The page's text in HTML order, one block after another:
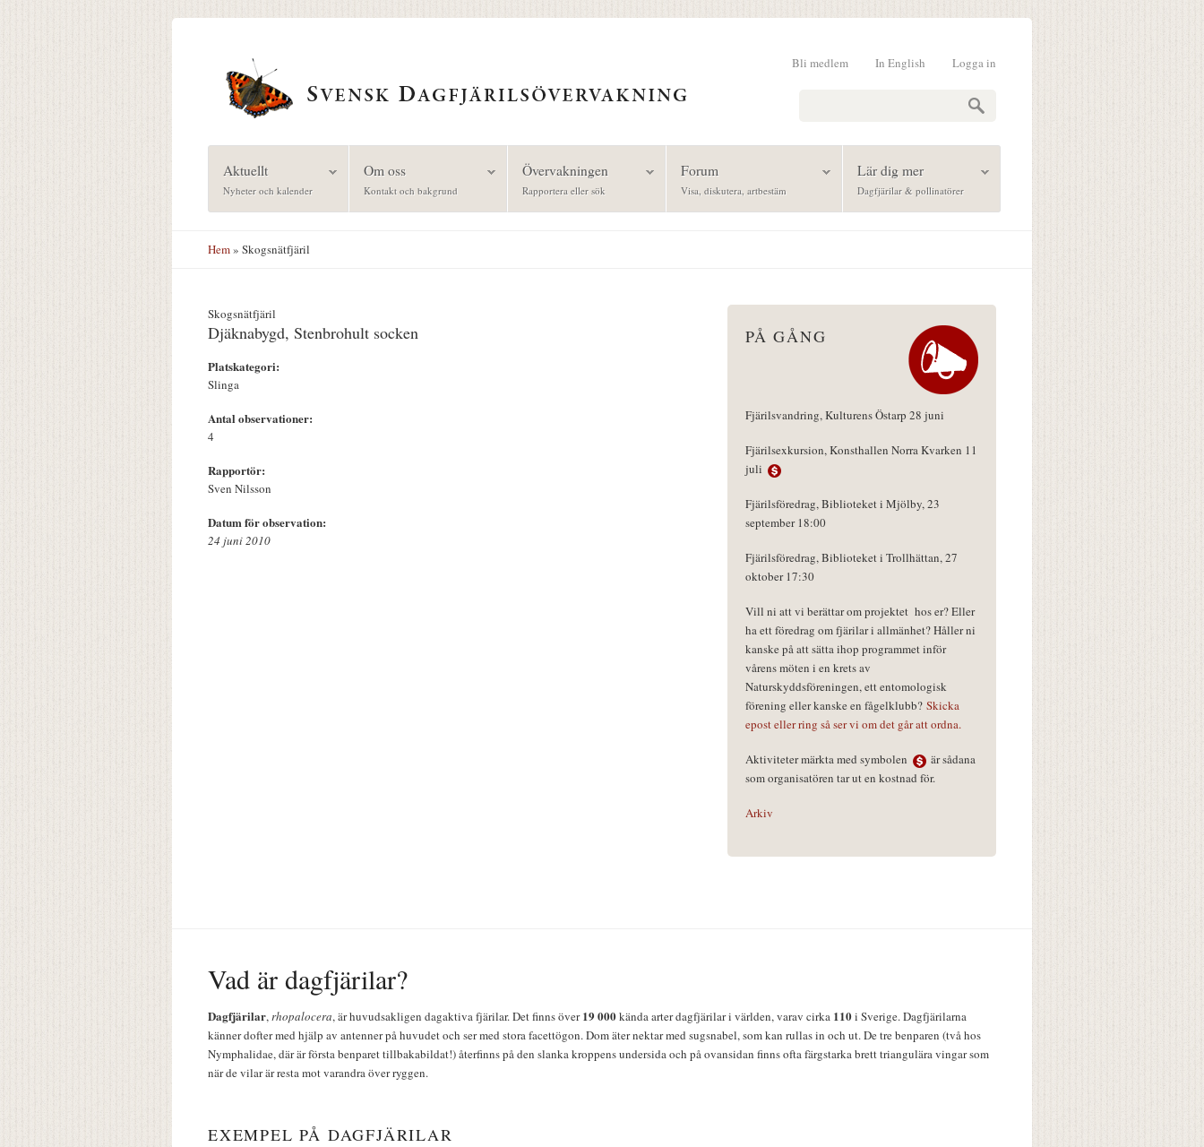
Logga in
In English
Bli medlem
Aktuellt
Nyheter och kalender
Om oss
Kontakt och bakgrund
Övervakningen
Rapportera eller sök
Forum
Visa, diskutera, artbestäm
Lär dig mer
Dagfjärilar & pollinatörer
Hem» Skogsnätfjäril
Skogsnätfjäril
Djäknabygd, Stenbrohult socken
Platskategori:
Slinga
Antal observationer:
4
Rapportör:
Sven Nilsson
Datum för observation:
24 juni 2010
PÅ GÅNG
Fjärilsvandring, Kulturens Östarp 28 juni
Fjärilsexkursion, Konsthallen Norra Kvarken 11
juli
Fjärilsföredrag, Biblioteket i Mjölby, 23
september 18:00
Fjärilsföredrag, Biblioteket i Trollhättan, 27
oktober 17:30
Vill ni att vi berättar om projektet hos er? Eller
ha ett föredrag om fjärilar i allmänhet? Håller ni
kanske på att sätta ihop programmet inför
vårens möten i en krets av
Naturskyddsföreningen, ett entomologisk
förening eller kanske en fågelklubb? Skicka
epost eller ring så ser vi om det går att ordna.
Aktiviteter märkta med symbolen
är sådana
som organisatören tar ut en kostnad för.
Arkiv
Vad är dagfjärilar?
Dagfjärilar,rhopalocera, är huvudsakligen dagaktiva fjärilar. Det finns över19 000kända arter dagfjärilar i världen, varav cirka 110i Sverige. Dagfjärilarna
känner dofter med hjälp av antenner på huvudet och ser med stora facettögon. Dom äter nektar med sugsnabel, som kan rullas in och ut. De tre benparen (två hos
Nymphalidae, där är första benparet tillbakabildat!) återfinns på den slanka kroppens undersida och på ovansidan finns ofta färgstarka brett triangulära vingar som
när de vilar är resta mot varandra över ryggen.
EXEMPEL PÅ DAGFJÄRILAR